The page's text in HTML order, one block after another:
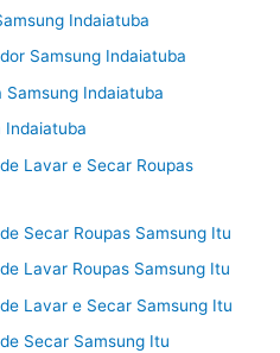
Indaiatuba
Samsung Indaiatuba
Samsung Indaiatuba
Indaiatuba
Lavar e Secar Roupas
Secar Roupas Samsung Itu
Lavar Roupas Samsung Itu
Lavar e Secar Samsung Itu
Secar Samsung Itu